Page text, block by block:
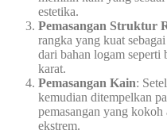
estetika.
Pemasangan Struktur
rangka yang kuat
dari bahan logam seperti
karat.
Pemasangan Kain:
kemudian ditempelkan
pemasangan yang kokoh
ekstrem.